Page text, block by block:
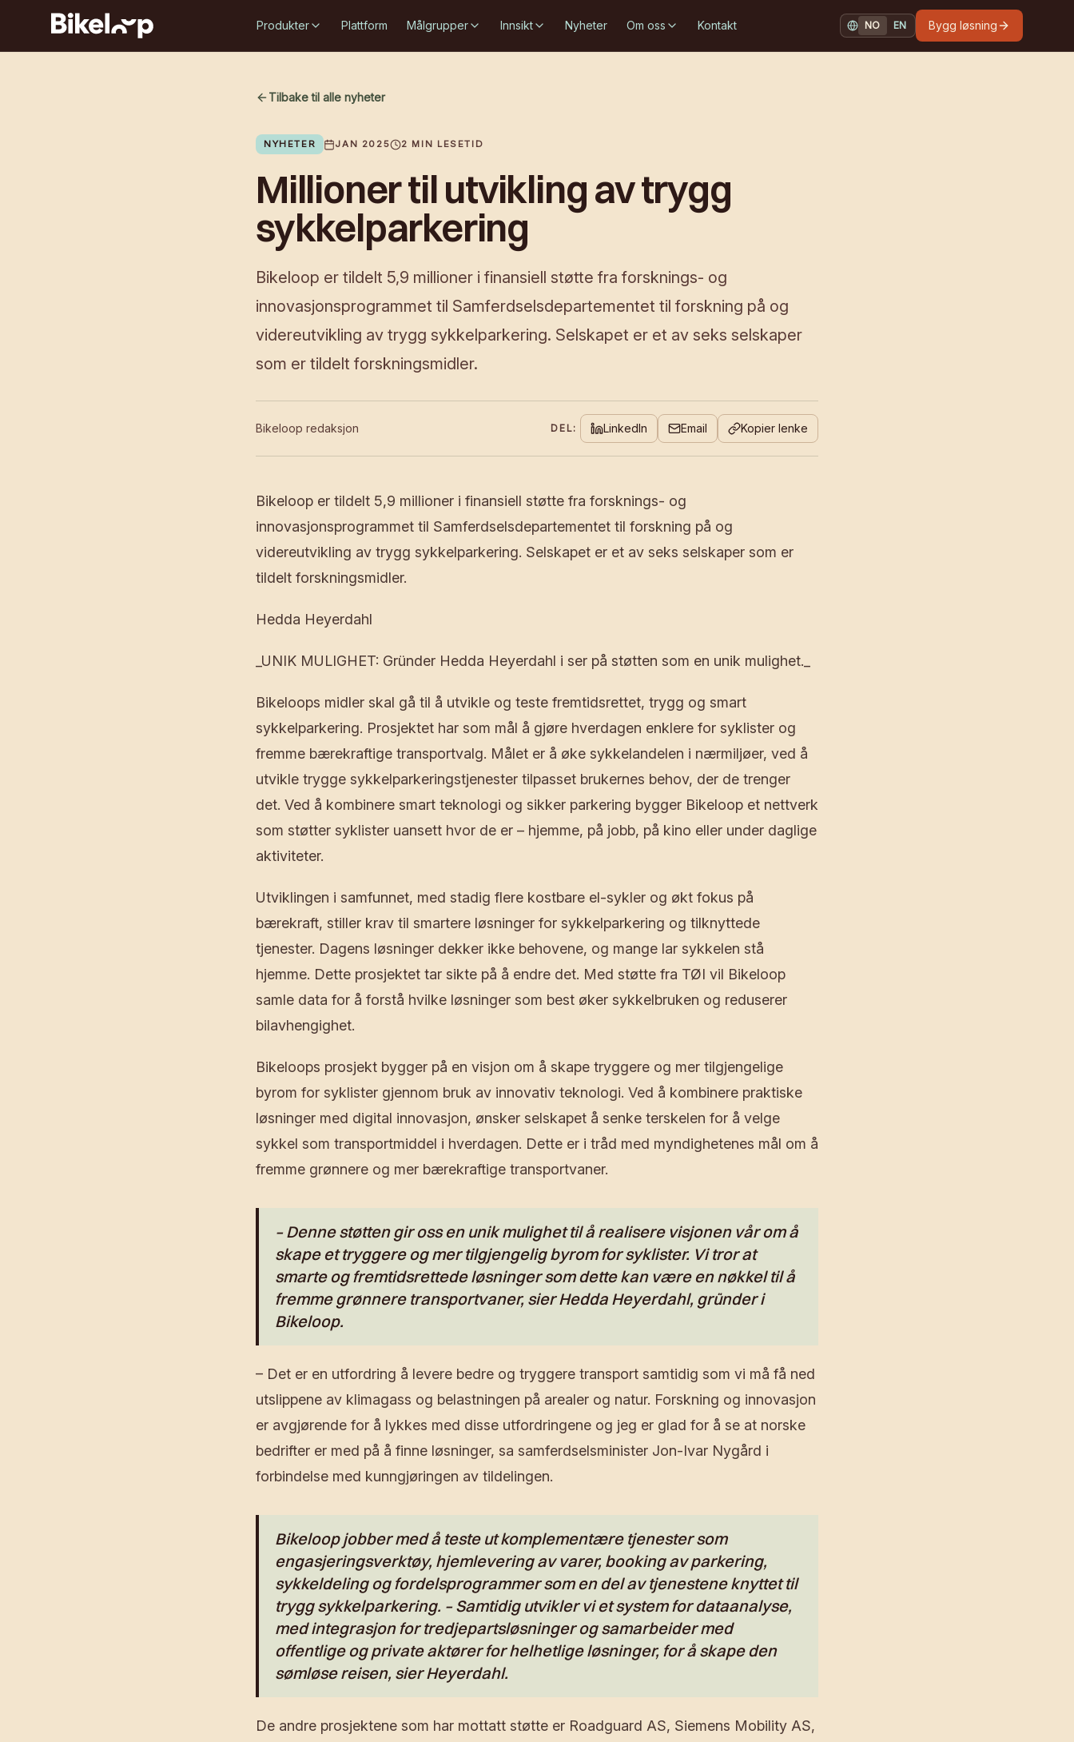
Produkter Plattform Målgrupper Innsikt Nyheter Om oss Kontakt NO
NORSKEN
ENGLISHBygg løsning
Tilbake til alle nyheter
NYHETER JAN 2025 2 MIN LESETID
Millioner til utvikling av trygg
sykkelparkering
Bikeloop er tildelt 5,9 millioner i finansiell støtte fra forsknings- og
innovasjonsprogrammet til Samferdselsdepartementet til forskning på og
videreutvikling av trygg sykkelparkering. Selskapet er et av seks selskaper
som er tildelt forskningsmidler.
Bikeloop redaksjon DEL: LinkedIn Email Kopier lenke
Bikeloop er tildelt 5,9 millioner i finansiell støtte fra forsknings- og
innovasjonsprogrammet til Samferdselsdepartementet til forskning på og
videreutvikling av trygg sykkelparkering. Selskapet er et av seks selskaper som er
tildelt forskningsmidler.
Hedda Heyerdahl
_UNIK MULIGHET: Gründer Hedda Heyerdahl i ser på støtten som en unik mulighet._
Bikeloops midler skal gå til å utvikle og teste fremtidsrettet, trygg og smart
sykkelparkering. Prosjektet har som mål å gjøre hverdagen enklere for syklister og
fremme bærekraftige transportvalg. Målet er å øke sykkelandelen i nærmiljøer, ved å
utvikle trygge sykkelparkeringstjenester tilpasset brukernes behov, der de trenger
det. Ved å kombinere smart teknologi og sikker parkering bygger Bikeloop et nettverk
som støtter syklister uansett hvor de er – hjemme, på jobb, på kino eller under daglige
aktiviteter.
Utviklingen i samfunnet, med stadig flere kostbare el-sykler og økt fokus på
bærekraft, stiller krav til smartere løsninger for sykkelparkering og tilknyttede
tjenester. Dagens løsninger dekker ikke behovene, og mange lar sykkelen stå
hjemme. Dette prosjektet tar sikte på å endre det. Med støtte fra TØI vil Bikeloop
samle data for å forstå hvilke løsninger som best øker sykkelbruken og reduserer
bilavhengighet.
Bikeloops prosjekt bygger på en visjon om å skape tryggere og mer tilgjengelige
byrom for syklister gjennom bruk av innovativ teknologi. Ved å kombinere praktiske
løsninger med digital innovasjon, ønsker selskapet å senke terskelen for å velge
sykkel som transportmiddel i hverdagen. Dette er i tråd med myndighetenes mål om å
fremme grønnere og mer bærekraftige transportvaner.
– Denne støtten gir oss en unik mulighet til å realisere visjonen vår om å
skape et tryggere og mer tilgjengelig byrom for syklister. Vi tror at
smarte og fremtidsrettede løsninger som dette kan være en nøkkel til å
fremme grønnere transportvaner, sier Hedda Heyerdahl, gründer i
Bikeloop.
– Det er en utfordring å levere bedre og tryggere transport samtidig som vi må få ned
utslippene av klimagass og belastningen på arealer og natur. Forskning og innovasjon
er avgjørende for å lykkes med disse utfordringene og jeg er glad for å se at norske
bedrifter er med på å finne løsninger, sa samferdselsminister Jon-Ivar Nygård i
forbindelse med kunngjøringen av tildelingen.
Bikeloop jobber med å teste ut komplementære tjenester som
engasjeringsverktøy, hjemlevering av varer, booking av parkering,
sykkeldeling og fordelsprogrammer som en del av tjenestene knyttet til
trygg sykkelparkering. – Samtidig utvikler vi et system for dataanalyse,
med integrasjon for tredjepartsløsninger og samarbeider med
offentlige og private aktører for helhetlige løsninger, for å skape den
sømløse reisen, sier Heyerdahl.
De andre prosjektene som har mottatt støtte er Roadguard AS, Siemens Mobility AS,